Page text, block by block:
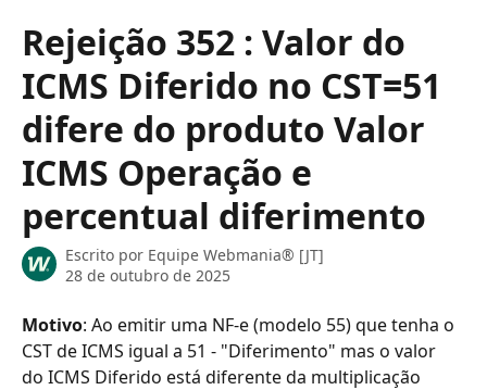
Rejeição 352 : Valor do
ICMS Diferido no CST=51
difere do produto Valor
ICMS Operação e
percentual diferimento
Escrito por Equipe Webmania® [JT]
28 de outubro de 2025
Motivo: Ao emitir uma NF-e (modelo 55) que tenha o
CST de ICMS igual a 51 - "Diferimento" mas o valor
do ICMS Diferido está diferente da multiplicação